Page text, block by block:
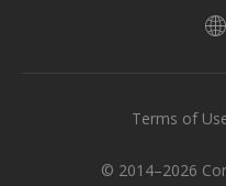
© 2014–2026
Terms of